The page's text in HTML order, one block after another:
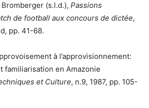
(s.l.d.), Passions
de football aux concours de dictée,
pp. 41-68.
à l’approvisionnement:
familiarisation en Amazonie
et Culture, n.9, 1987, pp. 105-